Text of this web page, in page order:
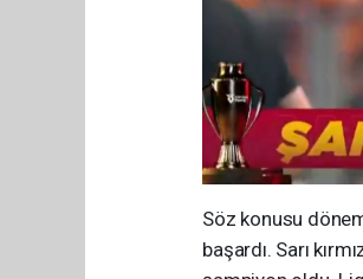
Söz konusu
başardı. Sarı